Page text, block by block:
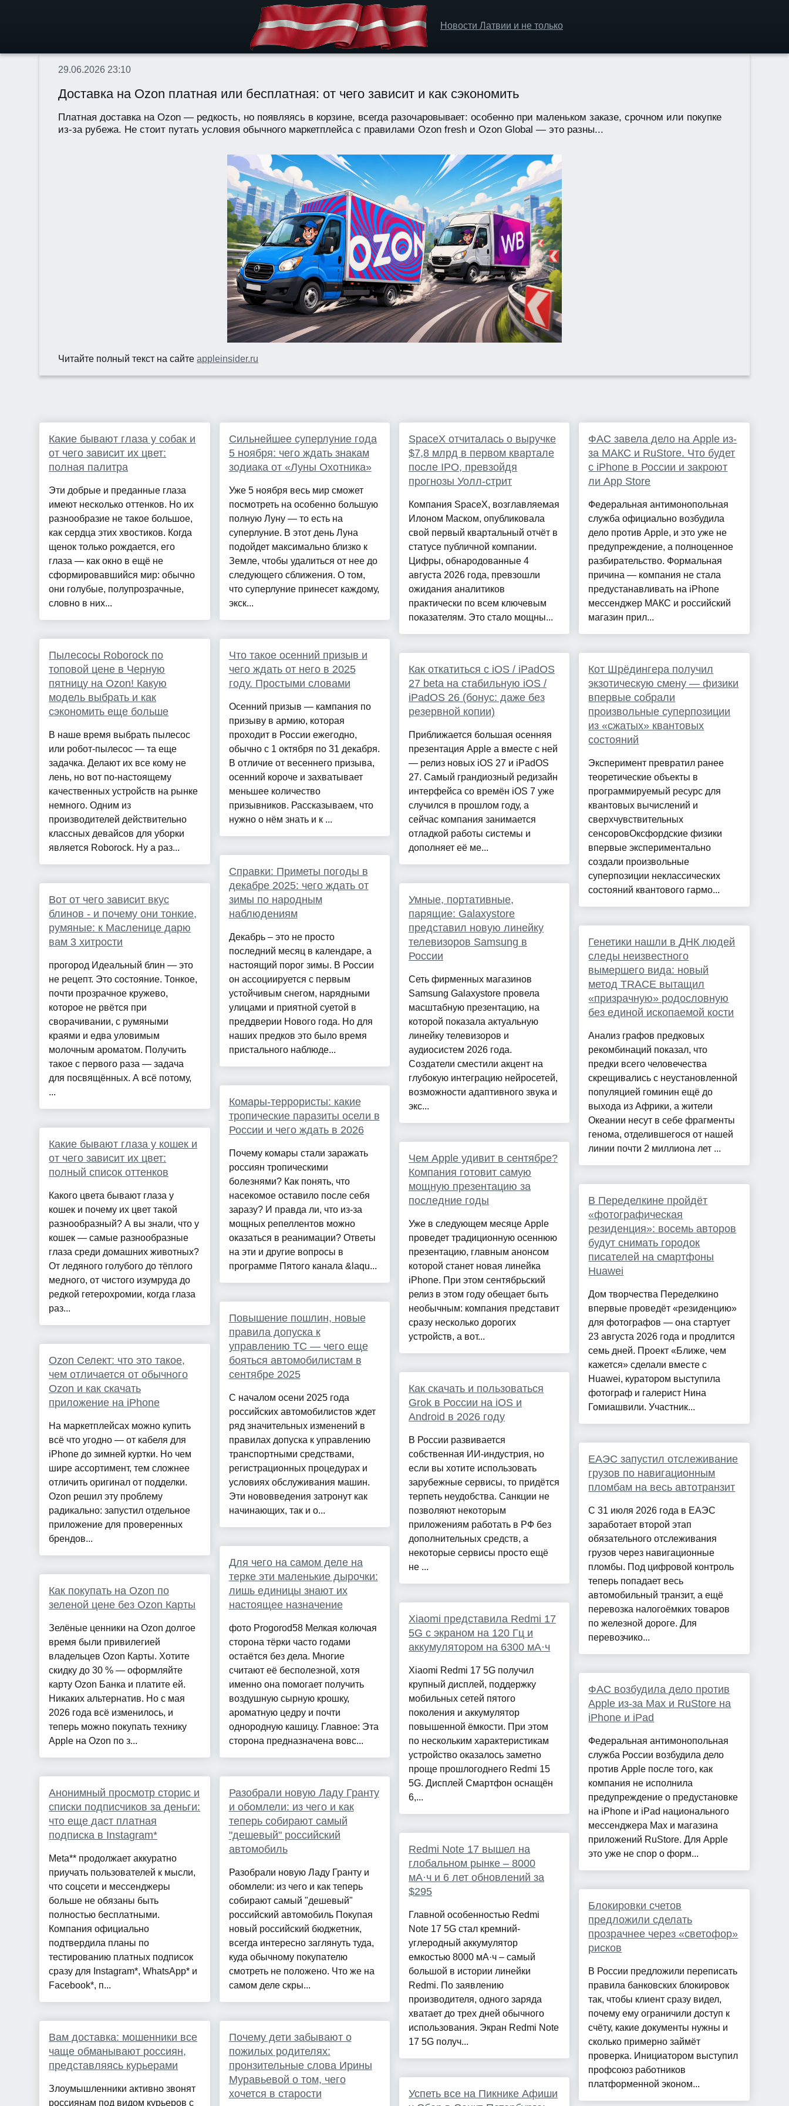
Новости Латвии и не только
29.06.2026 23:10
Доставка на Ozon платная или бесплатная: от чего зависит и как сэкономить
Платная доставка на Ozon — редкость, но появляясь в корзине, всегда разочаровывает: особенно при маленьком заказе, срочном или покупке
из-за рубежа. Не стоит путать условия обычного маркетплейса с правилами Ozon fresh и Ozon Global — это разны...
Читайте полный текст на сайтеappleinsider.ru
Какие бывают глаза у собак и
от чего зависит их цвет:
полная палитра
Эти добрые и преданные глаза
имеют несколько оттенков. Но их
разнообразие не такое большое,
как сердца этих хвостиков. Когда
щенок только рождается, его
глаза — как окно в ещё не
сформировавшийся мир: обычно
они голубые, полупрозрачные,
словно в них...
Пылесосы Roborock по
топовой цене в Черную
пятницу на Ozon! Какую
модель выбрать и как
сэкономить еще больше
В наше время выбрать пылесос
или робот-пылесос — та еще
задачка. Делают их все кому не
лень, но вот по-настоящему
качественных устройств на рынке
немного. Одним из
производителей действительно
классных девайсов для уборки
является Roborock. Ну а раз...
Вот от чего зависит вкус
блинов - и почему они тонкие,
румяные: к Масленице дарю
вам 3 хитрости
прогород Идеальный блин — это
не рецепт. Это состояние. Тонкое,
почти прозрачное кружево,
которое не рвётся при
сворачивании, с румяными
краями и едва уловимым
молочным ароматом. Получить
такое с первого раза — задача
для посвящённых. А всё потому,
...
Какие бывают глаза у кошек и
от чего зависит их цвет:
полный список оттенков
Какого цвета бывают глаза у
кошек и почему их цвет такой
разнообразный? А вы знали, что у
кошек — самые разнообразные
глаза среди домашних животных?
От ледяного голубого до тёплого
медного, от чистого изумруда до
редкой гетерохромии, когда глаза
раз...
Ozon Селект: что это такое,
чем отличается от обычного
Ozon и как скачать
приложение на iPhone
На маркетплейсах можно купить
всё что угодно — от кабеля для
iPhone до зимней куртки. Но чем
шире ассортимент, тем сложнее
отличить оригинал от подделки.
Ozon решил эту проблему
радикально: запустил отдельное
приложение для проверенных
брендов...
Как покупать на Ozon по
зеленой цене без Ozon Карты
Зелёные ценники на Ozon долгое
время были привилегией
владельцев Ozon Карты. Хотите
скидку до 30 % — оформляйте
карту Ozon Банка и платите ей.
Никаких альтернатив. Но с мая
2026 года всё изменилось, и
теперь можно покупать технику
Apple на Ozon по з...
Анонимный просмотр сторис и
списки подписчиков за деньги:
что еще даст платная
подписка в Instagram*
Meta** продолжает аккуратно
приучать пользователей к мысли,
что соцсети и мессенджеры
больше не обязаны быть
полностью бесплатными.
Компания официально
подтвердила планы по
тестированию платных подписок
сразу для Instagram*, WhatsApp* и
Facebook*, п...
Вам доставка: мошенники все
чаще обманывают россиян,
представляясь курьерами
Злоумышленники активно звонят
россиянам под видом курьеров с
Сильнейшее суперлуние года
5 ноября: чего ждать знакам
зодиака от «Луны Охотника»
Уже 5 ноября весь мир сможет
посмотреть на особенно большую
полную Луну — то есть на
суперлуние. В этот день Луна
подойдет максимально близко к
Земле, чтобы удалиться от нее до
следующего сближения. О том,
что суперлуние принесет каждому,
экск...
Что такое осенний призыв и
чего ждать от него в 2025
году. Простыми словами
Осенний призыв — кампания по
призыву в армию, которая
проходит в России ежегодно,
обычно с 1 октября по 31 декабря.
В отличие от весеннего призыва,
осенний короче и захватывает
меньшее количество
призывников. Рассказываем, что
нужно о нём знать и к ...
Справки: Приметы погоды в
декабре 2025: чего ждать от
зимы по народным
наблюдениям
Декабрь – это не просто
последний месяц в календаре, а
настоящий порог зимы. В России
он ассоциируется с первым
устойчивым снегом, нарядными
улицами и приятной суетой в
преддверии Нового года. Но для
наших предков это было время
пристального наблюде...
Комары-террористы: какие
тропические паразиты осели в
России и чего ждать в 2026
Почему комары стали заражать
россиян тропическими
болезнями? Как понять, что
насекомое оставило после себя
заразу? И правда ли, что из-за
мощных репеллентов можно
оказаться в реанимации? Ответы
на эти и другие вопросы в
программе Пятого канала &laqu...
Повышение пошлин, новые
правила допуска к
управлению ТС — чего еще
бояться автомобилистам в
сентябре 2025
С началом осени 2025 года
российских автомобилистов ждет
ряд значительных изменений в
правилах допуска к управлению
транспортными средствами,
регистрационных процедурах и
условиях обслуживания машин.
Эти нововведения затронут как
начинающих, так и о...
Для чего на самом деле на
терке эти маленькие дырочки:
лишь единицы знают их
настоящее назначение
фото Progorod58 Мелкая колючая
сторона тёрки часто годами
остаётся без дела. Многие
считают её бесполезной, хотя
именно она помогает получить
воздушную сырную крошку,
ароматную цедру и почти
однородную кашицу. Главное: Эта
сторона предназначена вовс...
Разобрали новую Ладу Гранту
и обомлели: из чего и как
теперь собирают самый
"дешевый" российский
автомобиль
Разобрали новую Ладу Гранту и
обомлели: из чего и как теперь
собирают самый "дешевый"
российский автомобиль Покупая
новый российский бюджетник,
всегда интересно заглянуть туда,
куда обычному покупателю
смотреть не положено. Что же на
самом деле скры...
Почему дети забывают о
пожилых родителях:
пронзительные слова Ирины
Муравьевой о том, чего
хочется в старости
SpaceX отчиталась о выручке
$7,8 млрд в первом квартале
после IPO, превзойдя
прогнозы Уолл-стрит
Компания SpaceX, возглавляемая
Илоном Маском, опубликовала
свой первый квартальный отчёт в
статусе публичной компании.
Цифры, обнародованные 4
августа 2026 года, превзошли
ожидания аналитиков
практически по всем ключевым
показателям. Это стало мощны...
Как откатиться с iOS / iPadOS
27 beta на стабильную iOS /
iPadOS 26 (бонус: даже без
резервной копии)
Приближается большая осенняя
презентация Apple а вместе с ней
— релиз новых iOS 27 и iPadOS
27. Самый грандиозный редизайн
интерфейса со времён iOS 7 уже
случился в прошлом году, а
сейчас компания занимается
отладкой работы системы и
дополняет её ме...
Умные, портативные,
парящие: Galaxystore
представил новую линейку
телевизоров Samsung в
России
Сеть фирменных магазинов
Samsung Galaxystore провела
масштабную презентацию, на
которой показала актуальную
линейку телевизоров и
аудиосистем 2026 года.
Создатели сместили акцент на
глубокую интеграцию нейросетей,
возможности адаптивного звука и
экс...
Чем Apple удивит в сентябре?
Компания готовит самую
мощную презентацию за
последние годы
Уже в следующем месяце Apple
проведет традиционную осеннюю
презентацию, главным анонсом
которой станет новая линейка
iPhone. При этом сентябрьский
релиз в этом году обещает быть
необычным: компания представит
сразу несколько дорогих
устройств, а вот...
Как скачать и пользоваться
Grok в России на iOS и
Android в 2026 году
В России развивается
собственная ИИ-индустрия, но
если вы хотите использовать
зарубежные сервисы, то придётся
терпеть неудобства. Санкции не
позволяют некоторым
приложениям работать в РФ без
дополнительных средств, а
некоторые сервисы просто ещё
не ...
Xiaomi представила Redmi 17
5G с экраном на 120 Гц и
аккумулятором на 6300 мА·ч
Xiaomi Redmi 17 5G получил
крупный дисплей, поддержку
мобильных сетей пятого
поколения и аккумулятор
повышенной ёмкости. При этом
по нескольким характеристикам
устройство оказалось заметно
проще прошлогоднего Redmi 15
5G. Дисплей Смартфон оснащён
6,...
Redmi Note 17 вышел на
глобальном рынке – 8000
мА·ч и 6 лет обновлений за
$295
Главной особенностью Redmi
Note 17 5G стал кремний-
углеродный аккумулятор
емкостью 8000 мА·ч – самый
большой в истории линейки
Redmi. По заявлению
производителя, одного заряда
хватает до трех дней обычного
использования. Экран Redmi Note
17 5G получ...
Успеть все на Пикнике Афиши
ФАС завела дело на Apple из-
за МАКС и RuStore. Что будет
с iPhone в России и закроют
ли App Store
Федеральная антимонопольная
служба официально возбудила
дело против Apple, и это уже не
предупреждение, а полноценное
разбирательство. Формальная
причина — компания не стала
предустанавливать на iPhone
мессенджер МАКС и российский
магазин прил...
Кот Шрёдингера получил
экзотическую смену — физики
впервые собрали
произвольные суперпозиции
из «сжатых» квантовых
состояний
Эксперимент превратил ранее
теоретические объекты в
программируемый ресурс для
квантовых вычислений и
сверхчувствительных
сенсоровОксфордские физики
впервые экспериментально
создали произвольные
суперпозиции неклассических
состояний квантового гармо...
Генетики нашли в ДНК людей
следы неизвестного
вымершего вида: новый
метод TRACE вытащил
«призрачную» родословную
без единой ископаемой кости
Анализ графов предковых
рекомбинаций показал, что
предки всего человечества
скрещивались с неустановленной
популяцией гоминин ещё до
выхода из Африки, а жители
Океании несут в себе фрагменты
генома, отделившегося от нашей
линии почти 2 миллиона лет ...
В Переделкине пройдёт
«фотографическая
резиденция»: восемь авторов
будут снимать городок
писателей на смартфоны
Huawei
Дом творчества Переделкино
впервые проведёт «резиденцию»
для фотографов — она стартует
23 августа 2026 года и продлится
семь дней. Проект «Ближе, чем
кажется» сделали вместе с
Huawei, куратором выступила
фотограф и галерист Нина
Гомиашвили. Участник...
ЕАЭС запустил отслеживание
грузов по навигационным
пломбам на весь автотранзит
С 31 июля 2026 года в ЕАЭС
заработает второй этап
обязательного отслеживания
грузов через навигационные
пломбы. Под цифровой контроль
теперь попадает весь
автомобильный транзит, а ещё
перевозка налогоёмких товаров
по железной дороге. Для
перевозчико...
ФАС возбудила дело против
Apple из-за Max и RuStore на
iPhone и iPad
Федеральная антимонопольная
служба России возбудила дело
против Apple после того, как
компания не исполнила
предупреждение о предустановке
на iPhone и iPad национального
мессенджера Max и магазина
приложений RuStore. Для Apple
это уже не спор о форм...
Блокировки счетов
предложили сделать
прозрачнее через «светофор»
рисков
В России предложили переписать
правила банковских блокировок
так, чтобы клиент сразу видел,
почему ему ограничили доступ к
счёту, какие документы нужны и
сколько примерно займёт
проверка. Инициатором выступил
профсоюз работников
платформенной эконом...